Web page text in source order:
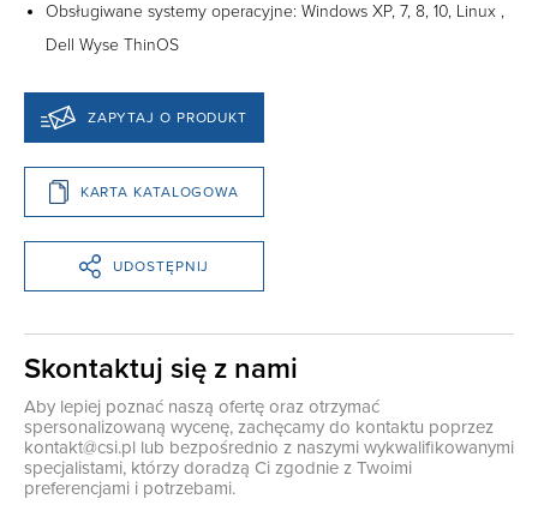
Obsługiwane systemy operacyjne: Windows XP, 7, 8, 10, Linux ,
Dell Wyse ThinOS
ZAPYTAJ O PRODUKT
KARTA KATALOGOWA
UDOSTĘPNIJ
Skontaktuj się z nami
Aby lepiej poznać naszą ofertę oraz otrzymać
spersonalizowaną wycenę, zachęcamy do kontaktu poprzez
kontakt@csi.pl lub bezpośrednio z naszymi wykwalifikowanymi
specjalistami, którzy doradzą Ci zgodnie z Twoimi
preferencjami i potrzebami.